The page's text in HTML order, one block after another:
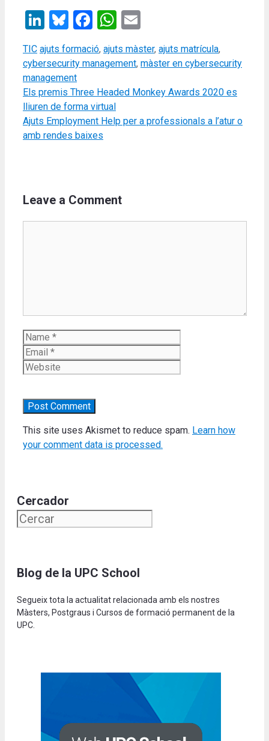
LinkedIn
Bluesky
Facebook
WhatsApp
Categories
TIC Tags
ajuts formació, ajuts màster, ajuts matrícula,
cybersecurity management, màster en cybersecurity
management
Els premis Three Headed Monkey Awards 2020 es
lliuren de forma virtual
Ajuts Employment Help per a professionals a l’atur o
amb rendes baixes
Leave a Comment
Name
This site uses Akismet to reduce spam. Learn how
your comment data is processed.
Cercador
Blog de la UPC School
Segueix tota la actualitat relacionada amb els nostres
Màsters, Postgraus i Cursos de formació permanent de la
UPC.